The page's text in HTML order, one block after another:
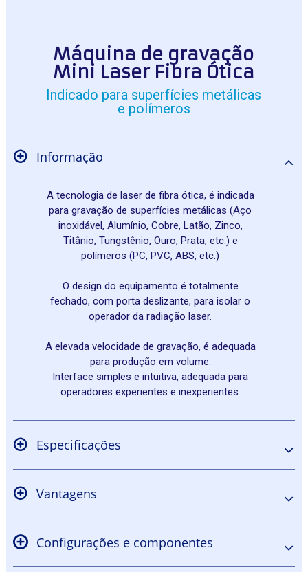
Máquina de gravação
Mini Laser Fibra Ótica
Indicado para superfícies metálicas
e polímeros
Informação
A tecnologia de laser de fibra ótica, é indicada
para gravação de superfícies metálicas (Aço
inoxidável, Alumínio, Cobre, Latão, Zinco,
Titânio, Tungstênio, Ouro, Prata, etc.) e
polímeros (PC, PVC, ABS, etc.)
O design do equipamento é totalmente
fechado, com porta deslizante, para isolar o
operador da radiação laser.
A elevada velocidade de gravação, é adequada
para produção em volume.
Interface simples e intuitiva, adequada para
operadores experientes e inexperientes.
Especificações
Vantagens
Configurações e componentes